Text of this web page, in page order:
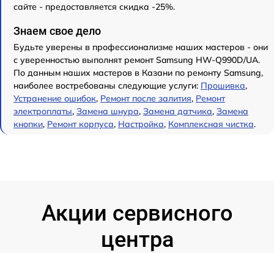
сайте - предоставляется скидка -25%.
Знаем свое дело
Будьте уверены в профессионализме наших мастеров - они
с уверенностью выполнят ремонт Samsung HW-Q990D/UA.
По данным наших мастеров в Казани по ремонту Samsung,
наиболее востребованы следующие услуги: Прошивка,
Устранение ошибок, Ремонт после залития, Ремонт
электроплаты, Замена шнура, Замена датчика, Замена
кнопки, Ремонт корпуса, Настройка, Комплексная чистка.
Акции сервисного
центра